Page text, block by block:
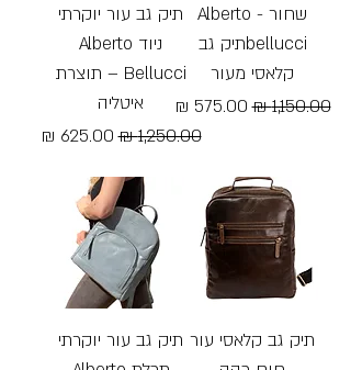
שחור - Alberto
bellucciתיק גב
קלאסי מעור
מחיר רגיל‏1,150.00 ‏₪ מחיר מבצע
תיק גב עור יוקרתי
ניוד Alberto
Bellucci – תוצרת
איטליה
מחיר רגיל‏1,250.00 ‏₪ מחיר מבצע
תיק גב קלאסי עור תיק גב עור יוקרתי